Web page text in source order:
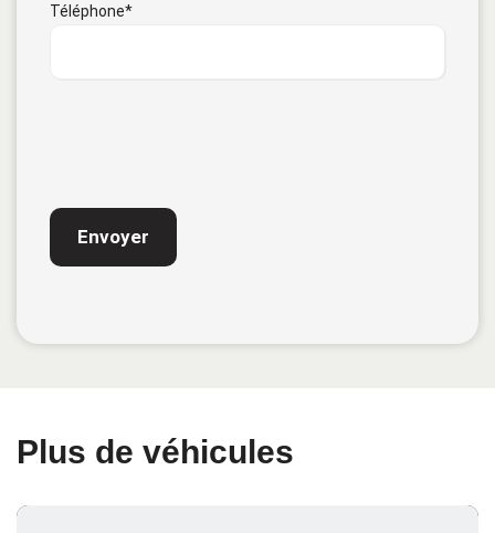
Téléphone*
Plus de véhicules